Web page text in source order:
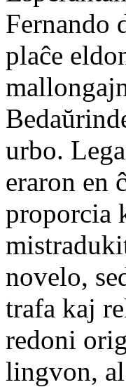
Fernando
plaĉe
urbo.
eraron en
proporcia
novelo,
trafa kaj
redoni
lingvon,